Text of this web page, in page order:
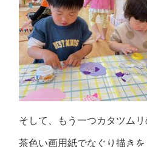
そして、もう一つカタツムリ
茶色い画用紙でなぐり描き